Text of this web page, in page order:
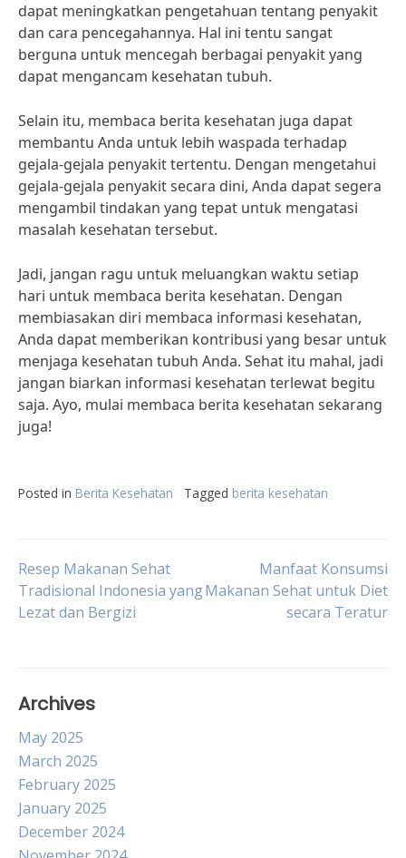
dapat meningkatkan pengetahuan tentang penyakit
dan cara pencegahannya. Hal ini tentu sangat
berguna untuk mencegah berbagai penyakit yang
dapat mengancam kesehatan tubuh.
Selain itu, membaca berita kesehatan juga dapat
membantu Anda untuk lebih waspada terhadap
gejala-gejala penyakit tertentu. Dengan mengetahui
gejala-gejala penyakit secara dini, Anda dapat segera
mengambil tindakan yang tepat untuk mengatasi
masalah kesehatan tersebut.
Jadi, jangan ragu untuk meluangkan waktu setiap
hari untuk membaca berita kesehatan. Dengan
membiasakan diri membaca informasi kesehatan,
Anda dapat memberikan kontribusi yang besar untuk
menjaga kesehatan tubuh Anda. Sehat itu mahal, jadi
jangan biarkan informasi kesehatan terlewat begitu
saja. Ayo, mulai membaca berita kesehatan sekarang
juga!
Posted in Berita Kesehatan Tagged berita kesehatan
Post
navigation
Resep Makanan Sehat
Tradisional Indonesia yang
Lezat dan Bergizi
Manfaat Konsumsi
Makanan Sehat untuk Diet
secara Teratur
Archives
May 2025
March 2025
February 2025
January 2025
December 2024